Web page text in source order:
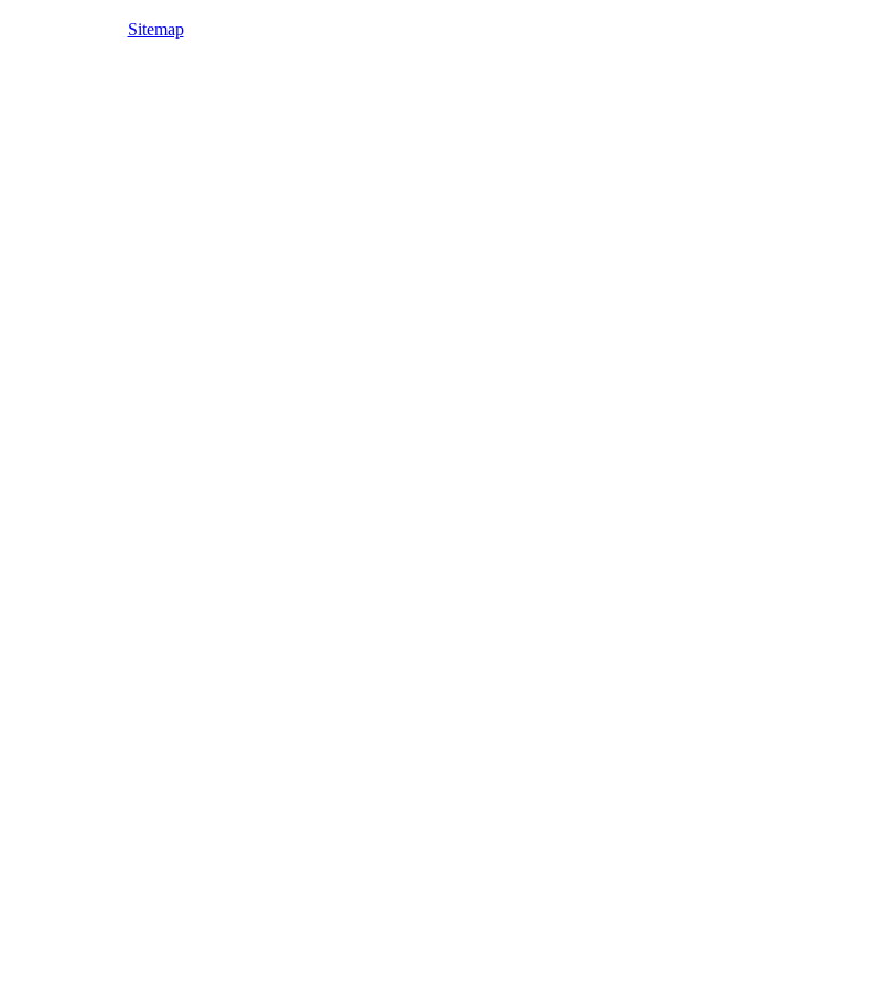
Sitemap